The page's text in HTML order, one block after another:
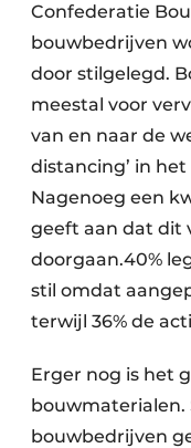
Confederatie
bouwbedrijven
door stilgelegd.
meestal voor
van en naar de
distancing’ in
Nagenoeg een
geeft aan dat dit
doorgaan.40%
stil omdat
terwijl 36% de
Erger nog is het
bouwmaterialen.
bouwbedrijven